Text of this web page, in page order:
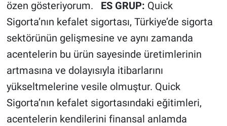
özen gösteriyorum. ES GRUP: Quick
Sigorta’nın kefalet sigortası, Türkiye’de sigorta
sektörünün gelişmesine ve aynı zamanda
acentelerin bu ürün sayesinde üretimlerinin
artmasına ve dolayısıyla itibarlarını
yükseltmelerine vesile olmuştur. Quick
Sigorta’nın kefalet sigortasındaki eğitimleri,
acentelerin kendilerini finansal anlamda